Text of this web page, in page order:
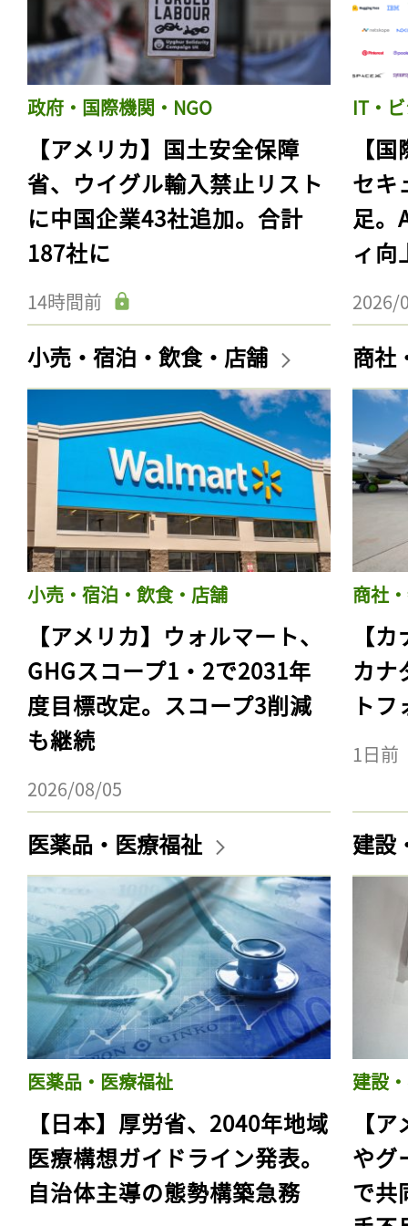
政府・国際機関・NGO
【アメリカ】国土安全保障
省、ウイグル輸入禁止リスト
に中国企業43社追加。合計
187社に
14時間前
IT・
【
セキ
足。
ィ向
2026/
小売・宿泊・飲食・店舗
小売・宿泊・飲食・店舗
【アメリカ】ウォルマート、
GHGスコープ1・2で2031年
度目標改定。スコープ3削減
も継続
2026/08/05
商社
商社
【
カナ
ト
1日前
医薬品・医療福祉
医薬品・医療福祉
【日本】厚労省、2040年地域
医療構想ガイドライン発表。
自治体主導の態勢構築急務
建設
建設
【
やグ
で共